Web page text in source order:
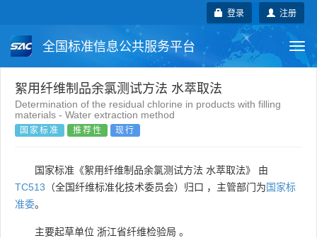
注册
登录
全国标准信息公共服务平台
国家标准 行业标准
团体标准 企业标准
絮用纤维制品余氯测试方法 水萃取法
Determination of the residual chlorine in products with filling
materials - Water extraction method
国家标准 推荐性 现行
国家标准《絮用纤维制品余氯测试方法 水萃取法》 由
TC513 （全国纤维标准化技术委员会）归口 ，主管部门为国家标
准委。
主要起草单位 浙江省纤维检验局 。